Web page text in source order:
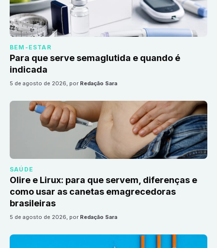
BEM-ESTAR
Para que serve semaglutida e quando é
indicada
5 de agosto de 2026, por Redação Sara
SAÚDE
Olire e Lirux: para que servem, diferenças e
como usar as canetas emagrecedoras
brasileiras
5 de agosto de 2026, por Redação Sara